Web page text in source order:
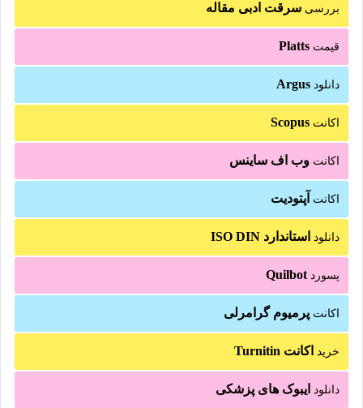
بررسی سرقت ادبی مقاله
قیمت Platts
دانلود Argus
اکانت Scopus
اکانت وب اف ساینس
اکانت آپتودیت
دانلود استاندارد ISO DIN
پسوردQuilbot
اکانت پرمیوم گرامرلی
خرید اکانت Turnitin
دانلود ایبوک های پزشکی